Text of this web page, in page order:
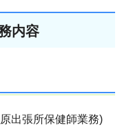
内容
出張所保健師業務)